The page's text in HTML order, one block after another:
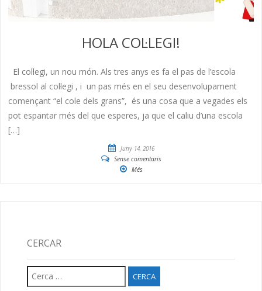
HOLA COL·LEGI!
El col·legi, un nou món. Als tres anys es fa el pas de l’escola
bressol al col·legi , i un pas més en el seu desenvolupament
començant “el cole dels grans”, és una cosa que a vegades els
pot espantar més del que esperes, ja que el caliu d’una escola
[…]
Juny 14, 2016
Sense comentaris
Més
CERCAR
Cerca: